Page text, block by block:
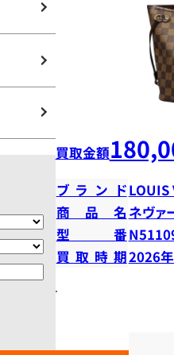
買取金額
ブランドLOUIS
商品名 ネヴァ
型番
買取時期2026